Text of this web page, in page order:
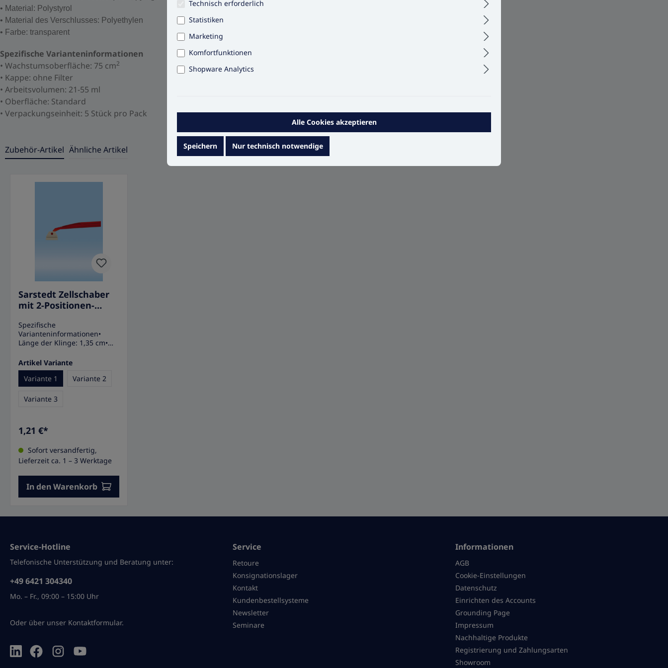
• Material: Polystyrol
• Material des Verschlusses: Polyethylen
• Farbe: transparent
Spezifische Varianteninformationen
• Wachstumsoberfläche: 75 cm2
• Kappe: ohne Filter
• Arbeitsvolumen: 21-55 ml
• Oberfläche: Standard
• Verpackungseinheit: 5 Stück pro Pack
Zubehör-Artikel Ähnliche Artikel
Sarstedt Zellschaber
mit 2-Positionen-
Spezifische
Varianteninformationen•
Länge der Klinge: 1,35 cm•
Größe: S
Artikel Variante
Variante 1
Variante 2
Variante 3
1,21 €*
Sofort versandfertig,
Lieferzeit ca. 1 – 3 Werktage
In den Warenkorb
Service-Hotline
Telefonische Unterstützung und Beratung unter:
+49 6421 304340
Mo. – Fr., 09:00 – 15:00 Uhr
Oder über unser Kontaktformular.
Service
Retoure
Konsignationslager
Kontakt
Kundenbestellsysteme
Newsletter
Seminare
Informationen
AGB
Cookie-Einstellungen
Datenschutz
Einrichten des Accounts
Grounding Page
Impressum
Nachhaltige Produkte
Registrierung und Zahlungsarten
Showroom
Technisch erforderlich
Statistiken
Marketing
Komfortfunktionen
Shopware Analytics
Alle Cookies akzeptieren
Speichern Nur technisch notwendige